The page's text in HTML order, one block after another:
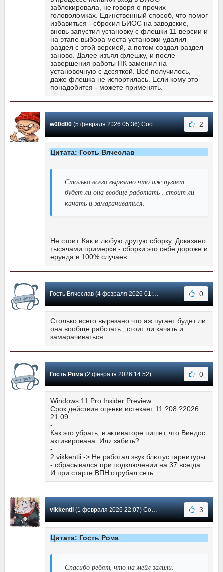
заблокировала, не говоря о прочих
головоломках. Единственный способ, что помог
избавиться - сбросил БИОС на заводские,
вновь запустил установку с флешки 11 версии и
на этапе выбора места установки удалил
раздел с этой версией, а потом создал раздел
заново. Далее изъял флешку, и после
завершения работы ПК заменил на
установочную с десяткой. Всё получилось,
даже флешка не испортилась. Если кому это
понадобится - можете применять.
w00d00(5 февраля 2026 05:36) Сообщение #19 2
Цитата: Гость Вячеслав
Столько всего вырезано что аж пугает
будет ли она вообще работать , стоит ли
качать и замарачиваться.
Не стоит. Как и любую другую сборку. Доказано
тысячами примеров - сборки это себе дороже и
ерунда в 100% случаев
Гость Вячеслав (4 февраля 2026 01:36) Сообщение #18 0
Столько всего вырезано что аж пугает будет ли
она вообще работать , стоит ли качать и
замарачиваться.
Гость Рома(2 февраля 2026 14:52) Сообщение #17 0
Windows 11 Pro Insider Preview
Срок действия оценки истекает 11.?08.?2026
21:09
-
Как это убрать, в активаторе пишет, что Виндос
активирована. Или забить?
-
2 vikkentii -> Не работал звук блютус гарнитуры
- сбрасывался при подключении на 37 всегда.
И при старте ВПН отрубал сеть
vikkentii(1 февраля 2026 22:07) Сообщение #16 3
Цитата: Гость Рома
Спасибо ребят, что на мейл залили.